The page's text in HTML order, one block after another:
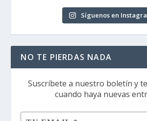
Síguenos en
NO TE PIERDAS NADA
Suscríbete a nuestro boletín y
cuando haya nuevas